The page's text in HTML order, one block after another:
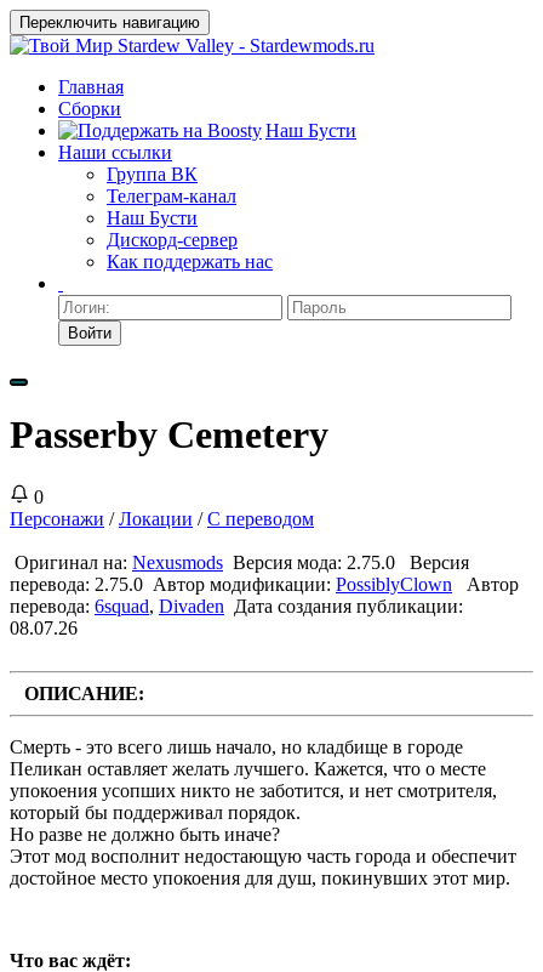
Переключить навигацию
Главная
Сборки
Наш Бусти
Наши ссылки
Группа ВК
Телеграм-канал
Наш Бусти
Дискорд-сервер
Как поддержать нас
Войти
Passerby Cemetery
0
Персонажи /Локации /С переводом
Оригинал на: Nexusmods Версия мода: 2.75.0
Версия
перевода: 2.75.0 Автор модификации: PossiblyClown
Автор
перевода: 6squad, Divaden Дата создания публикации:
08.07.26
ОПИСАНИЕ:
Смерть - это всего лишь начало, но кладбище в городе
Пеликан оставляет желать лучшего. Кажется, что о месте
упокоения усопших никто не заботится, и нет смотрителя,
который бы поддерживал порядок.
Но разве не должно быть иначе?
Этот мод восполнит недостающую часть города и обеспечит
достойное место упокоения для душ, покинувших этот мир.
Что вас ждёт: